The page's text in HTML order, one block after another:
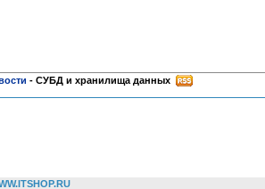
- СУБД и хранилища данных